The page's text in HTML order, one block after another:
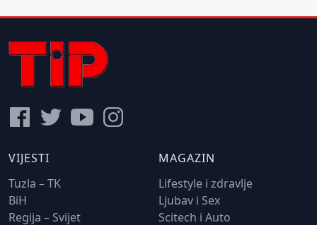
VIJESTI
Tuzla – TK
BiH
Regija – Svijet
MAGAZIN
Lifestyle i zdravlje
Ljubav i Sex
Scitech i Auto